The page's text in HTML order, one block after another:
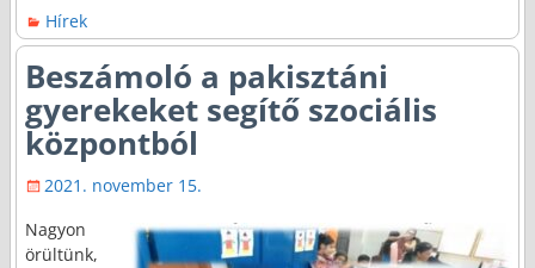
Hírek
Beszámoló a pakisztáni
gyerekeket segítő szociális
központból
2021. november 15.
Nagyon
örültünk,